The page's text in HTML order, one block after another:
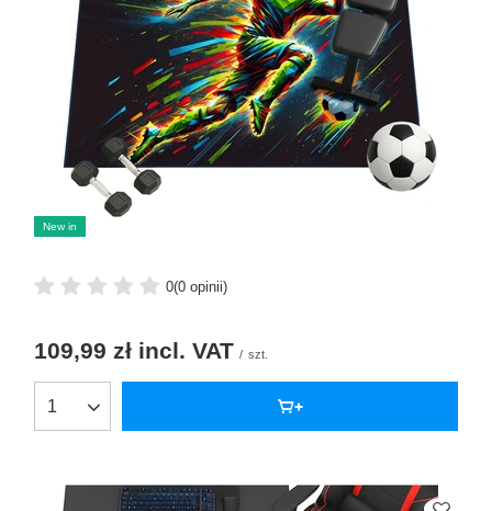
New in
0(0 opinii)
109,99 zł incl. VAT / szt.